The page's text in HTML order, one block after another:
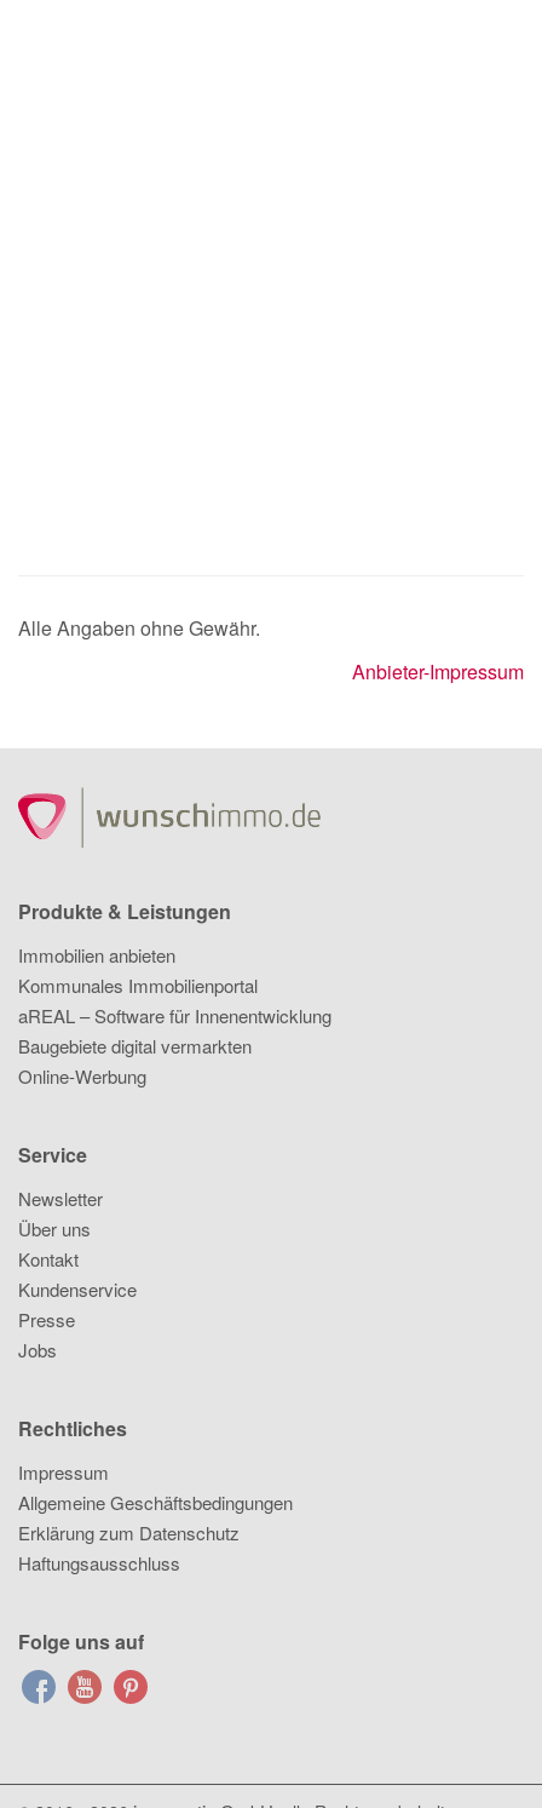
Alle Angaben ohne Gewähr.
Anbieter-Impressum
Produkte & Leistungen
Immobilien anbieten
Kommunales Immobilienportal
aREAL – Software für Innenentwicklung
Baugebiete digital vermarkten
Online-Werbung
Service
Newsletter
Über uns
Kontakt
Kundenservice
Presse
Jobs
Rechtliches
Impressum
Allgemeine Geschäftsbedingungen
Erklärung zum Datenschutz
Haftungsausschluss
Folge uns auf